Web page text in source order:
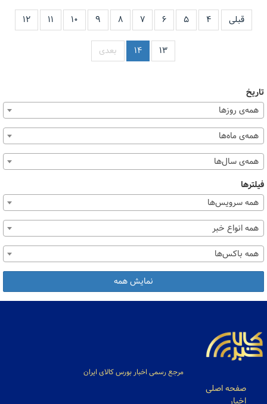
قبلی ۴ ۵ ۶ ۷ ۸ ۹ ۱۰ ۱۱ ۱۲
۱۳ ۱۴ بعدی
تاریخ
همه‌ی روزها
همه‌ی ماه‌ها
همه‌ی سال‌ها
فیلترها
همه سرویس‌ها
همه انواع خبر
همه باکس‌ها
نمایش همه
مرجع رسمی اخبار بورس کالای ایران
صفحه اصلی
اخبار